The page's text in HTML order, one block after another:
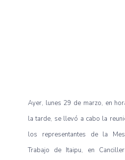
Ayer, lunes 29 de marzo, en
la tarde, se llevó a cabo la
los representantes de la
Trabajo de Itaipu, en